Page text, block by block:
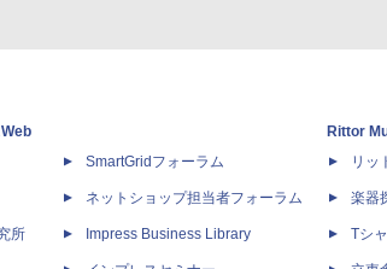
所
SmartGridフォーラム
ネットショップ担当者フォーラム
Impress Business Library
Rittor
リッ
楽器
Tシ